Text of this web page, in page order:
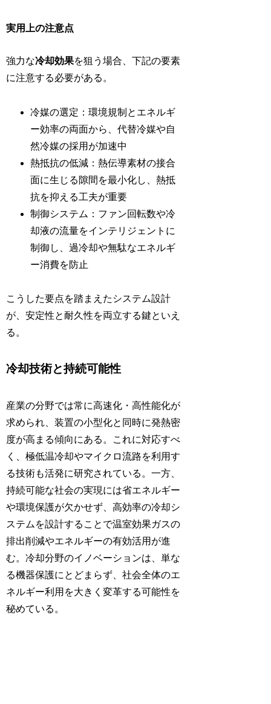
実用上の注意点
強力な冷却効果を狙う場合、下記の要素
に注意する必要がある。
冷媒の選定：環境規制とエネルギ
ー効率の両面から、代替冷媒や自
然冷媒の採用が加速中
熱抵抗の低減：熱伝導素材の接合
面に生じる隙間を最小化し、熱抵
抗を抑える工夫が重要
制御システム：ファン回転数や冷
却液の流量をインテリジェントに
制御し、過冷却や無駄なエネルギ
ー消費を防止
こうした要点を踏まえたシステム設計
が、安定性と耐久性を両立する鍵といえ
る。
冷却技術と持続可能性
産業の分野では常に高速化・高性能化が
求められ、装置の小型化と同時に発熱密
度が高まる傾向にある。これに対応すべ
く、極低温冷却やマイクロ流路を利用す
る技術も活発に研究されている。一方、
持続可能な社会の実現には省エネルギー
や環境保護が欠かせず、高効率の冷却シ
ステムを設計することで温室効果ガスの
排出削減やエネルギーの有効活用が進
む。冷却分野のイノベーションは、単な
る機器保護にとどまらず、社会全体のエ
ネルギー利用を大きく変革する可能性を
秘めている。